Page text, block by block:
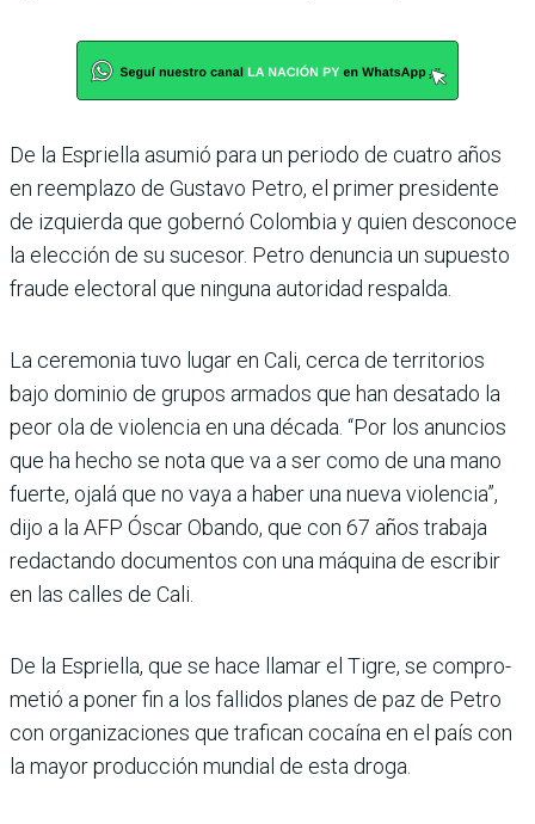
De la Espriella asumió para un periodo de cuatro años
en reemplazo de Gustavo Petro, el primer presidente
de izquierda que gobernó Colombia y quien desconoce
la elección de su sucesor. Petro denuncia un supuesto
fraude electoral que ninguna autoridad respalda.
La ceremonia tuvo lugar en Cali, cerca de territorios
bajo dominio de grupos armados que han desatado la
peor ola de violencia en una década. “Por los anuncios
que ha hecho se nota que va a ser como de una mano
fuerte, ojalá que no vaya a haber una nueva violencia”,
dijo a la AFP Óscar Obando, que con 67 años trabaja
redac­tando documentos con una máquina de escribir
en las calles de Cali.
De la Espriella, que se hace llamar el Tigre, se compro­
metió a poner fin a los falli­dos planes de paz de Petro
con organizaciones que tra­fican cocaína en el país con
la mayor producción mundial de esta droga.